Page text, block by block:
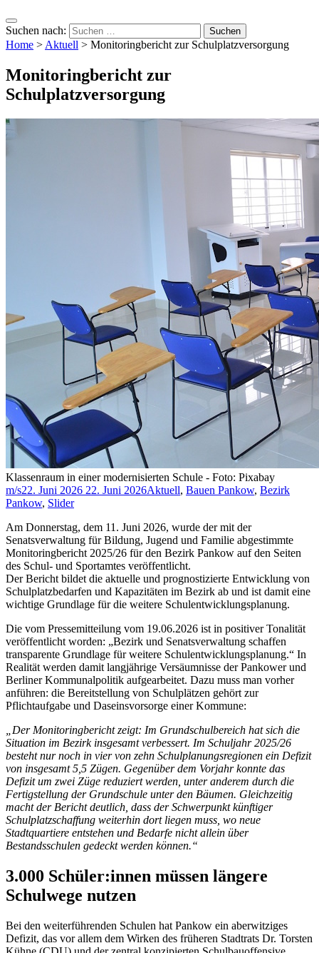
Suchen nach:
Home >Aktuell > Monitoringbericht zur Schulplatzversorgung
Monitoringbericht zur
Schulplatzversorgung
Klassenraum in einer modernisierten Schule - Foto: Pixabay
m/s22. Juni 2026 22. Juni 2026Aktuell, Bauen Pankow, Bezirk
Pankow, Slider
Am Donnerstag, dem 11. Juni 2026, wurde der mit der
Senatsverwaltung für Bildung, Jugend und Familie abgestimmte
Monitoringbericht 2025/26 für den Bezirk Pankow auf den Seiten
des Schul- und Sportamtes veröffentlicht.
Der Bericht bildet die aktuelle und prognostizierte Entwicklung von
Schulplatzbedarfen und Kapazitäten im Bezirk ab und ist damit eine
wichtige Grundlage für die weitere Schulentwicklungsplanung.
Die vom Pressemitteilung vom 19.06.2026 ist in positiver Tonalität
veröffentlicht worden: „Bezirk und Senatsverwaltung schaffen
transparente Grundlage für weitere Schulentwicklungsplanung.“ In
Realität werden damit langjährige Versäumnisse der Pankower und
Berliner Kommunalpolitik aufgearbeitet. Dazu muss man vorher
anführen: die Bereitstellung von Schulplätzen gehört zur
Pflichtaufgabe und Daseinsvorsorge einer Kommune:
„Der Monitoringbericht zeigt: Im Grundschulbereich hat sich die
Situation im Bezirk insgesamt verbessert. Im Schuljahr 2025/26
besteht nur noch in vier von zehn Schulplanungsregionen ein Defizit
von insgesamt 5,5 Zügen. Gegenüber dem Vorjahr konnte das
Defizit um zwei Züge reduziert werden, unter anderem durch die
Fertigstellung der Grundschule unter den Bäumen. Gleichzeitig
macht der Bericht deutlich, dass der Schwerpunkt künftiger
Schulplatzschaffung weiterhin dort liegen muss, wo neue
Stadtquartiere entstehen und Bedarfe nicht allein über
Bestandsschulen gedeckt werden können.“
3.000 Schüler:innen müssen längere
Schulwege nutzen
Bei den weiterführenden Schulen hat Pankow ein aberwitziges
Defizit, das vor allem dem Wirken des früheren Stadtrats Dr. Torsten